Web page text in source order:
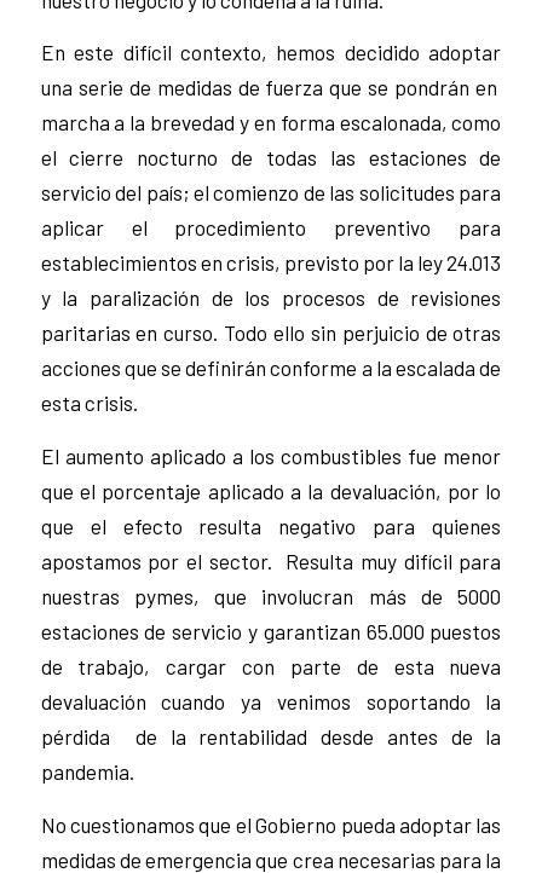
En este difícil contexto, hemos decidido adoptar
una serie de medidas de fuerza que se pondrán en
marcha a la brevedad y en forma escalonada, como
el cierre nocturno de todas las estaciones de
servicio del país; el comienzo de las solicitudes para
aplicar el procedimiento preventivo para
establecimientos en crisis, previsto por la ley 24.013
y la paralización de los procesos de revisiones
paritarias en curso. Todo ello sin perjuicio de otras
acciones que se definirán conforme a la escalada de
esta crisis.
El aumento aplicado a los combustibles fue menor
que el porcentaje aplicado a la devaluación, por lo
que el efecto resulta negativo para quienes
apostamos por el sector. Resulta muy difícil para
nuestras pymes, que involucran más de 5000
estaciones de servicio y garantizan 65.000 puestos
de trabajo, cargar con parte de esta nueva
devaluación cuando ya venimos soportando la
pérdida de la rentabilidad desde antes de la
pandemia.
No cuestionamos que el Gobierno pueda adoptar las
medidas de emergencia que crea necesarias para la